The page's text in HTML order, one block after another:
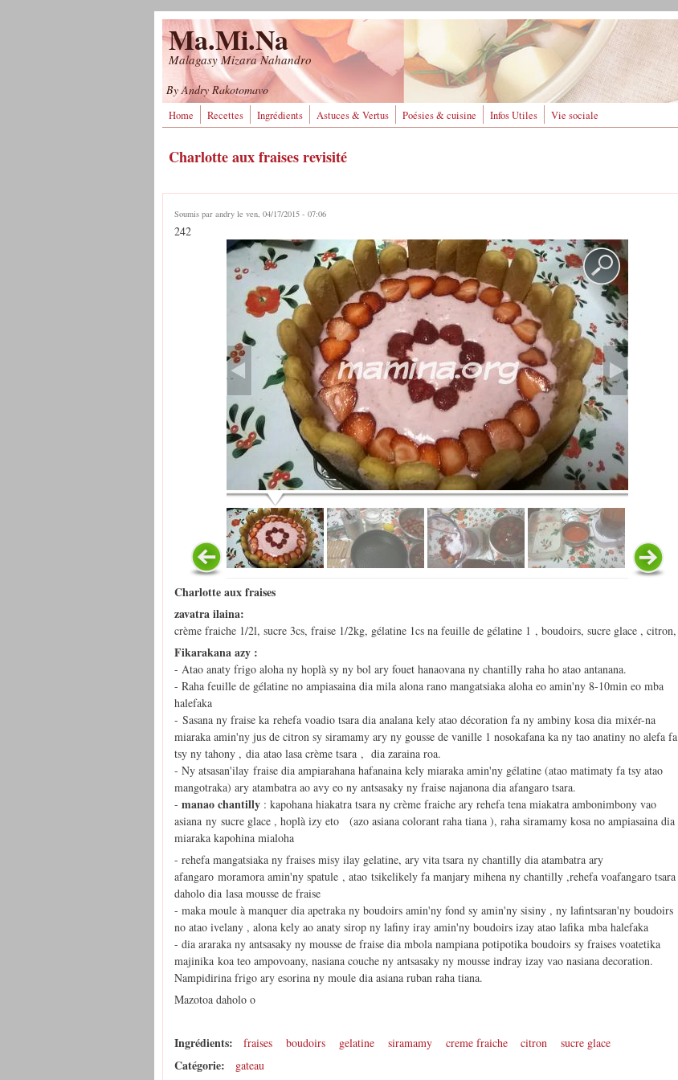
Ma.Mi.Na
Malagasy Mizara Nahandro
By Andry Rakotomavo
Home Recettes Ingrédients Astuces & Vertus Poésies & cuisine Infos Utiles Vie sociale
Charlotte aux fraises revisité
Soumis par andry le ven, 04/17/2015 - 07:06
242
Charlotte aux fraises
zavatra ilaina:
crème fraiche 1/2l, sucre 3cs, fraise 1/2kg, gélatine 1cs na feuille de gélatine 1 , boudoirs, sucre glace , citron,
Fikarakana azy :
- Atao anaty frigo aloha ny hoplà sy ny bol ary fouet hanaovana ny chantilly raha ho atao antanana.
- Raha feuille de gélatine no ampiasaina dia mila alona rano mangatsiaka aloha eo amin'ny 8-10min eo mba
halefaka
- Sasana ny fraise ka rehefa voadio tsara dia analana kely atao décoration fa ny ambiny kosa dia mixér-na
miaraka amin'ny jus de citron sy siramamy ary ny gousse de vanille 1 nosokafana ka ny tao anatiny no alefa fa
tsy ny tahony , dia atao lasa crème tsara , dia zaraina roa.
- Ny atsasan'ilay fraise dia ampiarahana hafanaina kely miaraka amin'ny gélatine (atao matimaty fa tsy atao
mangotraka) ary atambatra ao avy eo ny antsasaky ny fraise najanona dia afangaro tsara.
- manao chantilly : kapohana hiakatra tsara ny crème fraiche ary rehefa tena miakatra ambonimbony vao
asiana ny sucre glace , hoplà izy eto (azo asiana colorant raha tiana ), raha siramamy kosa no ampiasaina dia
miaraka kapohina mialoha
- rehefa mangatsiaka ny fraises misy ilay gelatine, ary vita tsara ny chantilly dia atambatra ary
afangaro moramora amin'ny spatule , atao tsikelikely fa manjary mihena ny chantilly ,rehefa voafangaro tsara
daholo dia lasa mousse de fraise
- maka moule à manquer dia apetraka ny boudoirs amin'ny fond sy amin'ny sisiny , ny lafintsaran'ny boudoirs
no atao ivelany , alona kely ao anaty sirop ny lafiny iray amin'ny boudoirs izay atao lafika mba halefaka
- dia araraka ny antsasaky ny mousse de fraise dia mbola nampiana potipotika boudoirs sy fraises voatetika
majinika koa teo ampovoany, nasiana couche ny antsasaky ny mousse indray izay vao nasiana decoration.
Nampidirina frigo ary esorina ny moule dia asiana ruban raha tiana.
Mazotoa daholo o
Ingrédients: fraises boudoirs gelatine siramamy creme fraiche citron sucre glace
Catégorie: gateau